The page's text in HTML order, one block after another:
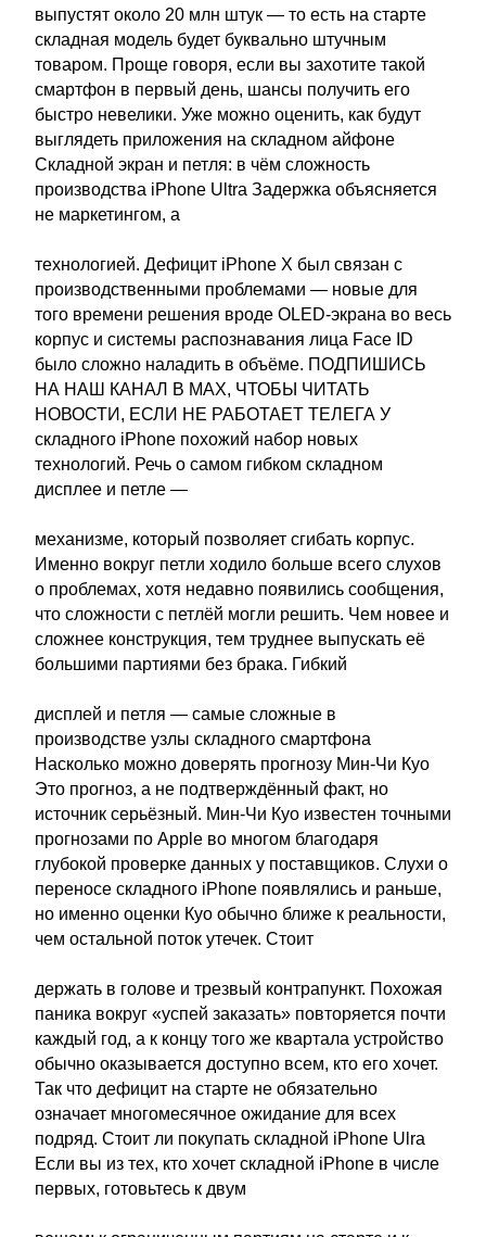
выпустят около 20 млн штук — то есть на старте
складная модель будет буквально штучным
товаром. Проще говоря, если вы захотите такой
смартфон в первый день, шансы получить его
быстро невелики. Уже можно оценить, как будут
выглядеть приложения на складном айфоне
Складной экран и петля: в чём сложность
производства iPhone Ultra Задержка объясняется
не маркетингом, а
технологией. Дефицит iPhone X был связан с
производственными проблемами — новые для
того времени решения вроде OLED-экрана во весь
корпус и системы распознавания лица Face ID
было сложно наладить в объёме. ПОДПИШИСЬ
НА НАШ КАНАЛ В MAX, ЧТОБЫ ЧИТАТЬ
НОВОСТИ, ЕСЛИ НЕ РАБОТАЕТ ТЕЛЕГА У
складного iPhone похожий набор новых
технологий. Речь о самом гибком складном
дисплее и петле —
механизме, который позволяет сгибать корпус.
Именно вокруг петли ходило больше всего слухов
о проблемах, хотя недавно появились сообщения,
что сложности с петлёй могли решить. Чем новее и
сложнее конструкция, тем труднее выпускать её
большими партиями без брака. Гибкий
дисплей и петля — самые сложные в
производстве узлы складного смартфона
Насколько можно доверять прогнозу Мин-Чи Куо
Это прогноз, а не подтверждённый факт, но
источник серьёзный. Мин-Чи Куо известен точными
прогнозами по Apple во многом благодаря
глубокой проверке данных у поставщиков. Слухи о
переносе складного iPhone появлялись и раньше,
но именно оценки Куо обычно ближе к реальности,
чем остальной поток утечек. Стоит
держать в голове и трезвый контрапункт. Похожая
паника вокруг «успей заказать» повторяется почти
каждый год, а к концу того же квартала устройство
обычно оказывается доступно всем, кто его хочет.
Так что дефицит на старте не обязательно
означает многомесячное ожидание для всех
подряд. Стоит ли покупать складной iPhone Ulra
Если вы из тех, кто хочет складной iPhone в числе
первых, готовьтесь к двум